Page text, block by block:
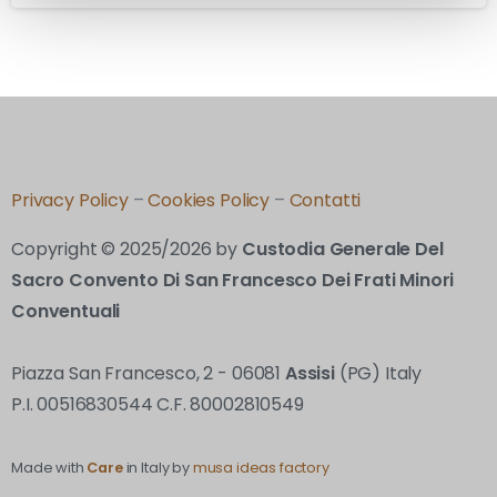
Privacy Policy–Cookies Policy – Contatti
Copyright © 2025/2026 by Custodia Generale Del
Sacro Convento Di San Francesco Dei Frati Minori
Conventuali
Piazza San Francesco, 2 - 06081 Assisi(PG) Italy
P.I. 00516830544 C.F. 80002810549
Made with Carein Italy bymusa ideas factory